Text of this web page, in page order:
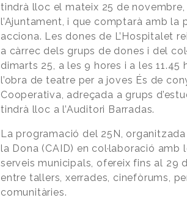
tindrà lloc el mateix 25 de novembre,
l’Ajuntament, i que comptarà amb la
acciona. Les dones de L’Hospitalet
a càrrec dels grups de dones i del
dimarts 25, a les 9 hores i a les
l’obra de teatre per a joves És de
Cooperativa, adreçada a grups
tindrà lloc a l’Auditori Barradas.
La programació del 25N,
la Dona (CAID) en col·laboració
serveis municipals, ofereix fins al 29
entre tallers, xerrades, cinefòrums,
comunitàries.